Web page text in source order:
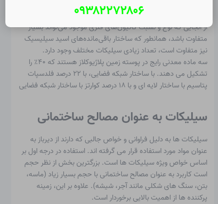
Christopher J. Ziegler
از آنجایی که نوع و نسبت کاتیون‌های فلزی موجود می‌تواند بسیار
متفاوت باشد، همانطور که ساختار باقی‌مانده‌های اسید سیلیسیک
نیز متفاوت است، تعداد زیادی سیلیکات مختلف وجود دارد.
سه ماده معدنی رایج در پوسته زمین پلاژیوکلاز هستند که ۴۰٪ را
تشکیل می دهند.
با ساختار شبکه فضایی، با ۲۲ درصد فلدسپات
پتاسیمبا ساختار لایه ای و با ۱۸ درصد کوارتز با ساختار شبکه فضایی
سیلیکات به عنوان مصالح ساختمانی
سیلیکات ها به دلیل فراوانی و خواص جالبی که دارند از دیرباز به
عنوان مواد مورد استفاده قرار می گرفته اند. استفاده در درجه اول بر
اساس خواص ویژه سیلیکات ها است. بزرگترین بخش از نظر حجم
استکاربرد به عنوان مصالح ساختمانی با حجم بسیار زیاد (ماسه،
بتن، سنگ های شکلی مانند آجر، شیشه). علاوه بر این، زمینه
پرکننده ها از اهمیت بالایی برخوردار است.
۰۹۳۸۲۲۷۲۸۰۶